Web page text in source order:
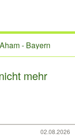
- Bayern
mehr
02.08.2026